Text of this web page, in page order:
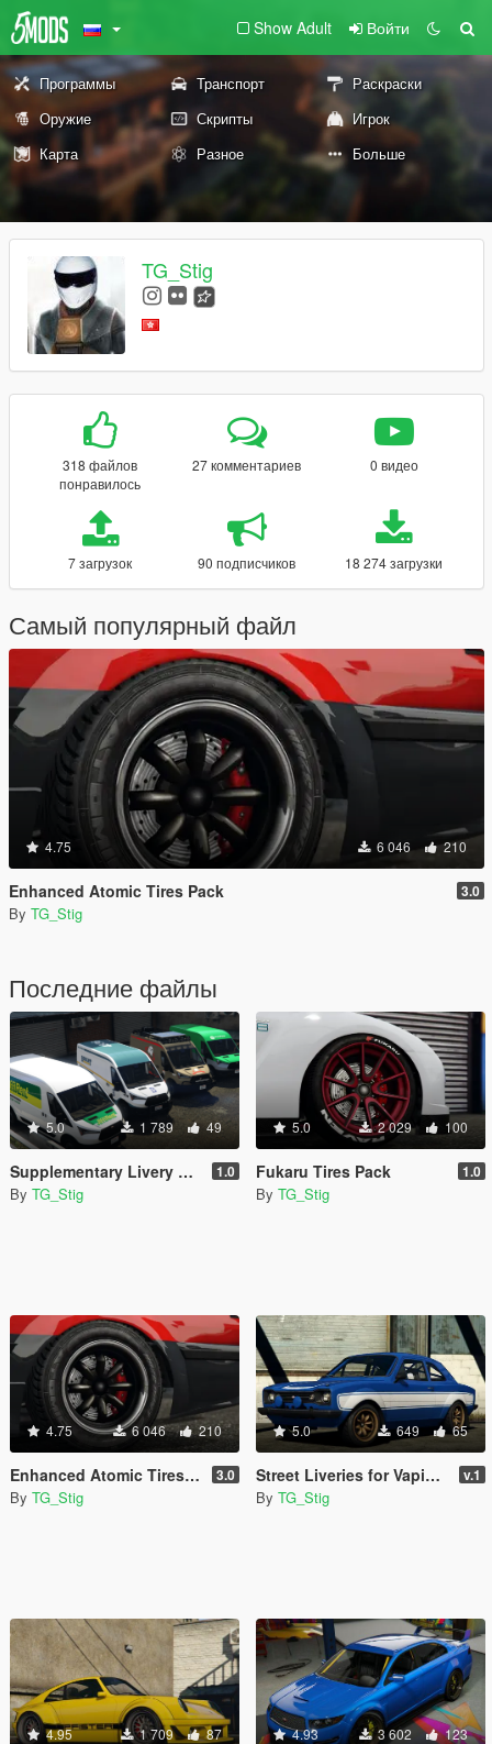
Show Adult Войти
Программы Транспорт
Раскраски
Оружие
Скрипты
Игрок
Карта
Разное Больше
TG_Stig
318 файлов
понравилось
27 комментариев 0 видео
7 загрузок 90 подписчиков 18 274 загрузки
Самый популярный файл
4.75 6 046 210
Enhanced Atomic Tires Pack 3.0
By TG_Stig
Последние файлы
5.0 1 789 49
Supplementary Livery Pack for Vapid Speedo Express 1.0
By TG_Stig
5.0 2 029 100
Fukaru Tires Pack 1.0
By TG_Stig
4.75 6 046 210
Enhanced Atomic Tires Pack 3.0
By TG_Stig
5.0 649 65
Street Liveries for Vapid Retinue v.1
By TG_Stig
4.95 1 709 87 4.93 3 602 123